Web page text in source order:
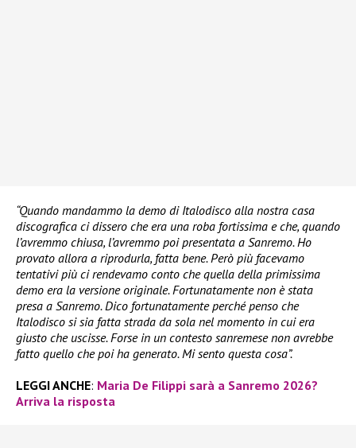
“Quando mandammo la demo di Italodisco alla nostra casa
discografica ci dissero che era una roba fortissima e che, quando
l’avremmo chiusa, l’avremmo poi presentata a Sanremo. Ho
provato allora a riprodurla, fatta bene. Però più facevamo
tentativi più ci rendevamo conto che quella della primissima
demo era la versione originale. Fortunatamente non è stata
presa a Sanremo. Dico fortunatamente perché penso che
Italodisco si sia fatta strada da sola nel momento in cui era
giusto che uscisse. Forse in un contesto sanremese non avrebbe
fatto quello che poi ha generato. Mi sento questa cosa”.
LEGGI ANCHE: Maria De Filippi sarà a Sanremo 2026?
Arriva la risposta